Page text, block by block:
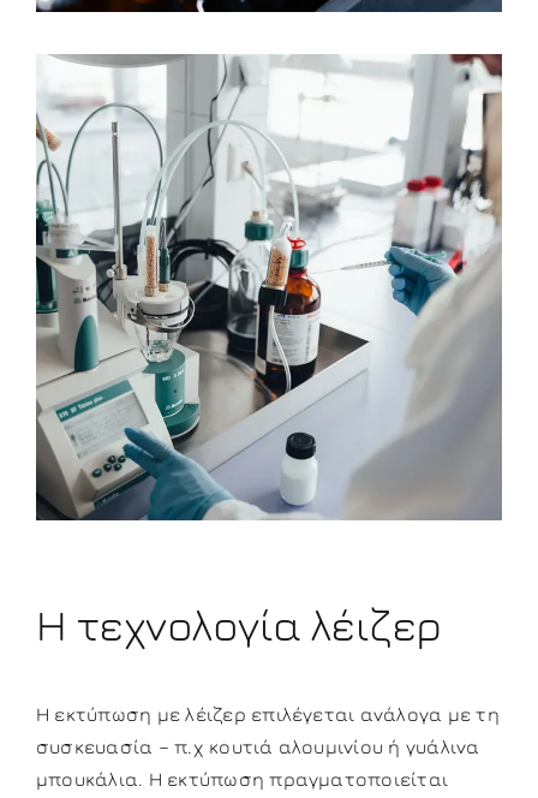
Η τεχνολογία λέιζερ
Η εκτύπωση με λέιζερ επιλέγεται ανάλογα με τη
συσκευασία – π.χ κουτιά αλουμινίου ή γυάλινα
μπουκάλια. Η εκτύπωση πραγματοποιείται